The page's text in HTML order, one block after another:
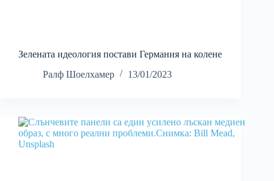
Зелената идеология постави Германия на колене
Ралф Шоелхамер
13/01/2023